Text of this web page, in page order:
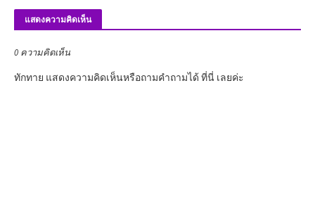
แสดงความคิดเห็น
0 ความคิดเห็น
ทักทาย แสดงความคิดเห็นหรือถามคำถามได้ ที่นี่ เลยค่ะ